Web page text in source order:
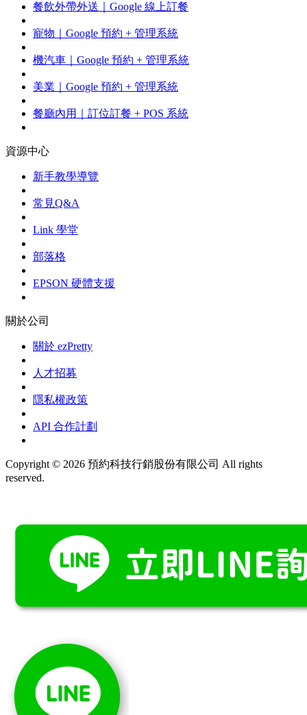
餐飲外帶外送｜Google 線上訂餐
寵物｜Google 預約 + 管理系統
機汽車｜Google 預約 + 管理系統
美業｜Google 預約 + 管理系統
餐廳內用｜訂位訂餐 + POS 系統
資源中心
新手教學導覽
常見Q&A
Link 學堂
部落格
EPSON 硬體支援
關於公司
關於 ezPretty
人才招募
隱私權政策
API 合作計劃
Copyright © 2026 預約科技行銷股份有限公司 All rights
reserved.